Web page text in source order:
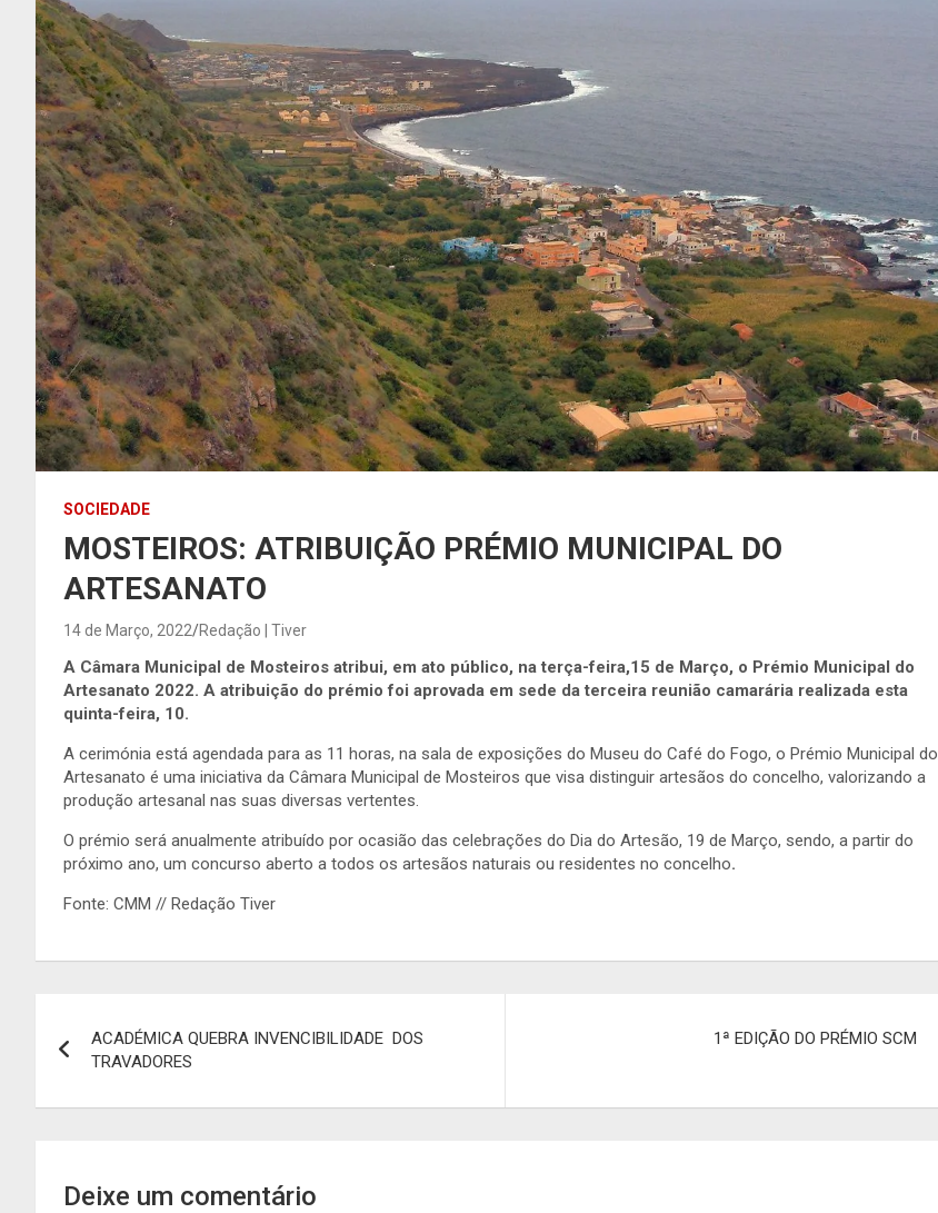
SOCIEDADE
MOSTEIROS: ATRIBUIÇÃO PRÉMIO MUNICIPAL DO
ARTESANATO
14 de Março, 2022 Redação | Tiver
A Câmara Municipal de Mosteiros atribui, em ato público, na terça-feira,15 de Março, o Prémio Municipal do
Artesanato 2022. A atribuição do prémio foi aprovada em sede da terceira reunião camarária realizada esta
quinta-feira, 10.
A cerimónia está agendada para as 11 horas, na sala de exposições do Museu do Café do Fogo, o Prémio Municipal do
Artesanato é uma iniciativa da Câmara Municipal de Mosteiros que visa distinguir artesãos do concelho, valorizando a
produção artesanal nas suas diversas vertentes.
O prémio será anualmente atribuído por ocasião das celebrações do Dia do Artesão, 19 de Março, sendo, a partir do
próximo ano, um concurso aberto a todos os artesãos naturais ou residentes no concelho.
Fonte: CMM // Redação Tiver
de
artigos
ACADÉMICA QUEBRA INVENCIBILIDADE DOS
TRAVADORES
1ª EDIÇÃO DO PRÉMIO SCM
Deixe um comentário